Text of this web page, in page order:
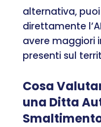
alternativa,
direttamente
avere maggiori
presenti sul
Cosa
una Ditta